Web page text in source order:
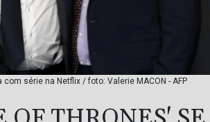
série na Netflix / foto: Valerie MACON - AFP